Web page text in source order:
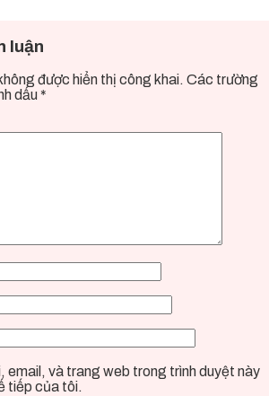
luận
được hiển thị công khai. Các trường
dấu *
email, và trang web trong trình duyệt này
tiếp của tôi.